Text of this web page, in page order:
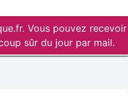
Vous pouvez recevoir
sûr du jour par mail.